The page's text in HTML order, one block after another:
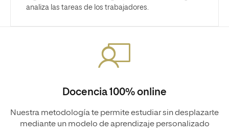
analiza las tareas de los trabajadores.
Docencia 100% online
Nuestra metodología te permite estudiar sin desplazarte
mediante un modelo de aprendizaje personalizado